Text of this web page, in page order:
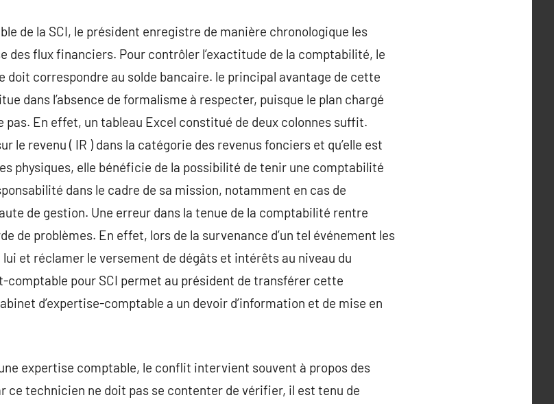
de la SCI, le président enregistre de manière chronologique les
des flux financiers. Pour contrôler l’exactitude de la comptabilité, le
doit correspondre au solde bancaire. le principal avantage de cette
dans l’absence de formalisme à respecter, puisque le plan chargé
pas. En effet, un tableau Excel constitué de deux colonnes suffit.
le revenu ( IR ) dans la catégorie des revenus fonciers et qu’elle est
physiques, elle bénéficie de la possibilité de tenir une comptabilité
dans le cadre de sa mission, notamment en cas de
de gestion. Une erreur dans la tenue de la comptabilité rentre
de problèmes. En effet, lors de la survenance d’un tel événement les
et réclamer le versement de dégâts et intérêts au niveau du
comptable pour SCI permet au président de transférer cette
d’expertise-comptable a un devoir d’information et de mise en
expertise comptable, le conflit intervient souvent à propos des
ce technicien ne doit pas se contenter de vérifier, il est tenu de